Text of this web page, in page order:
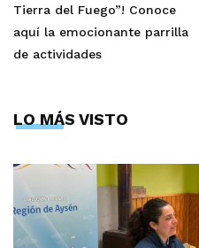
Tierra del Fuego”! Conoce
aquí la emocionante parrilla
de actividades
LO MÁS VISTO